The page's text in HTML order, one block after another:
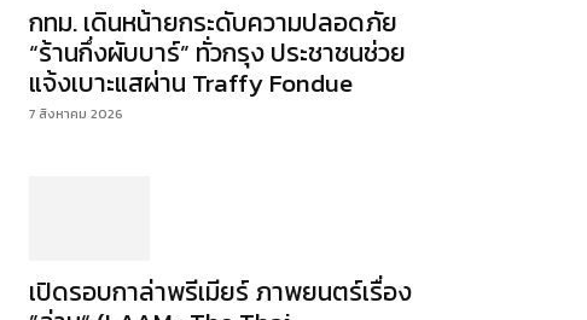
กทม. เดินหน้ายกระดับความปลอดภัย
“ร้านกึ่งผับบาร์” ทั่วกรุง ประชาชนช่วย
แจ้งเบาะแสผ่าน Traffy Fondue
7 สิงหาคม 2026
เปิดรอบกาล่าพรีเมียร์ ภาพยนตร์เรื่อง